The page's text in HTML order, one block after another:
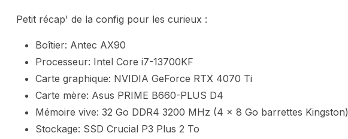
Petit récap' de la config pour les curieux :
Boîtier: Antec AX90
Processeur: Intel Core i7-13700KF
Carte graphique: NVIDIA GeForce RTX 4070 Ti
Carte mère: Asus PRIME B660-PLUS D4
Mémoire vive: 32 Go DDR4 3200 MHz (4 x 8 Go barrettes Kingston)
Stockage: SSD Crucial P3 Plus 2 To